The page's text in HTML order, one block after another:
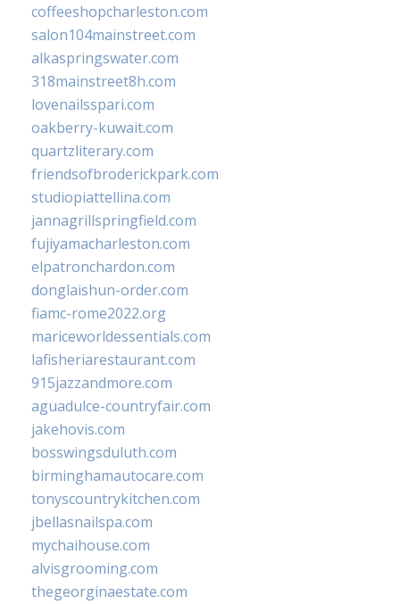
coffeeshopcharleston.com
salon104mainstreet.com
alkaspringswater.com
318mainstreet8h.com
lovenailsspari.com
oakberry-kuwait.com
quartzliterary.com
friendsofbroderickpark.com
studiopiattellina.com
jannagrillspringfield.com
fujiyamacharleston.com
elpatronchardon.com
donglaishun-order.com
fiamc-rome2022.org
mariceworldessentials.com
lafisheriarestaurant.com
915jazzandmore.com
aguadulce-countryfair.com
jakehovis.com
bosswingsduluth.com
birminghamautocare.com
tonyscountrykitchen.com
jbellasnailspa.com
mychaihouse.com
alvisgrooming.com
thegeorginaestate.com